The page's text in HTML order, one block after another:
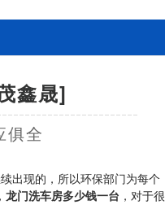
鑫晟]
俱全
出现的，所以环保部门为每个
龙门洗车房多少钱一台 ，对于很